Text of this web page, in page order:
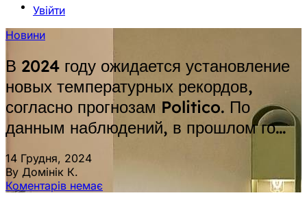
Увійти
Новини
В 2024 году ожидается установление
новых температурных рекордов,
согласно прогнозам Politico. По
данным наблюдений, в прошлом го…
14 Грудня, 2024
By Домінік К.
Коментарів немає